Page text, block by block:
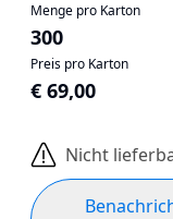
Menge pro Karton
300
Preis pro Karton
€ 69,00
Nicht